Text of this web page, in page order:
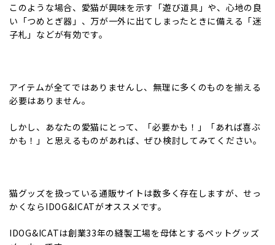
このような場合、愛猫が興味を示す「遊び道具」や、心地の良
い「つめとぎ器」、万が一外に出てしまったときに備える「迷
子札」などが有効です。
アイテムが全てではありませんし、無理に多くのものを揃える
必要はありません。
しかし、あなたの愛猫にとって、「必要かも！」「あれば喜ぶ
かも！」と思えるものがあれば、ぜひ検討してみてください。
猫グッズを扱っている通販サイトは数多く存在しますが、せっ
かくならIDOG&ICATがオススメです。
IDOG&ICATは創業33年の縫製工場を母体とするペットグッズ